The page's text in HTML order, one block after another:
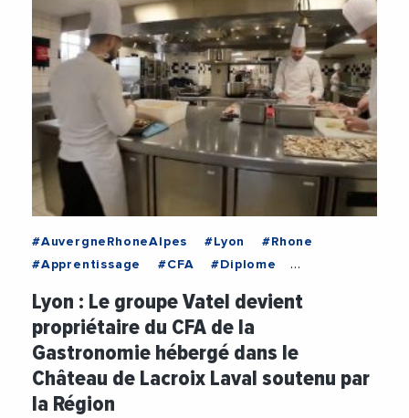
#AuvergneRhoneAlpes #Lyon
#Rhone
#Apprentissage
#CFA
#Diplome
#FormationProfessionnelle
#Gastronomie
#Insertion
#LaurentWauquiez
#RegionAuvergneRhoneAlpes
#VieDesEntreprises
Lyon : Le groupe Vatel devient
propriétaire du CFA de la
Gastronomie hébergé dans le
Château de Lacroix Laval soutenu par
la Région